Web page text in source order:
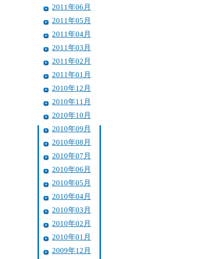
2011年06月
2011年05月
2011年04月
2011年03月
2011年02月
2011年01月
2010年12月
2010年11月
2010年10月
2010年09月
2010年08月
2010年07月
2010年06月
2010年05月
2010年04月
2010年03月
2010年02月
2010年01月
2009年12月